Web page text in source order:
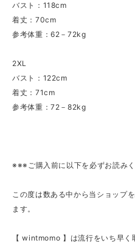
バスト：118cm
着丈：70cm
参考体重：62－72kg
2XL
バスト：122cm
着丈：71cm
参考体重：72－82kg
※※※ご購入前に以下を必ずお読み
この度は数ある中から当ショップ
ます。
【 wintmomo 】は流行をいち早